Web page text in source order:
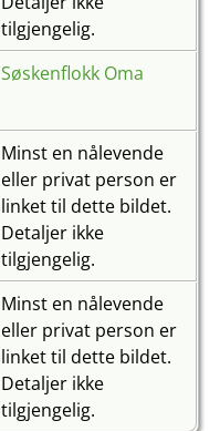
tilgjengelig.
Søskenflokk Oma
Minst en nålevende
eller privat person er
linket til dette bildet.
Detaljer ikke
tilgjengelig.
Minst en nålevende
eller privat person er
linket til dette bildet.
Detaljer ikke
tilgjengelig.